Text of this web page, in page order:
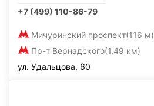
+7 (499) 110-86-79
Мичуринский проспект(116 м)
Пр-т Вернадского(1,49 км)
ул. Удальцова, 60